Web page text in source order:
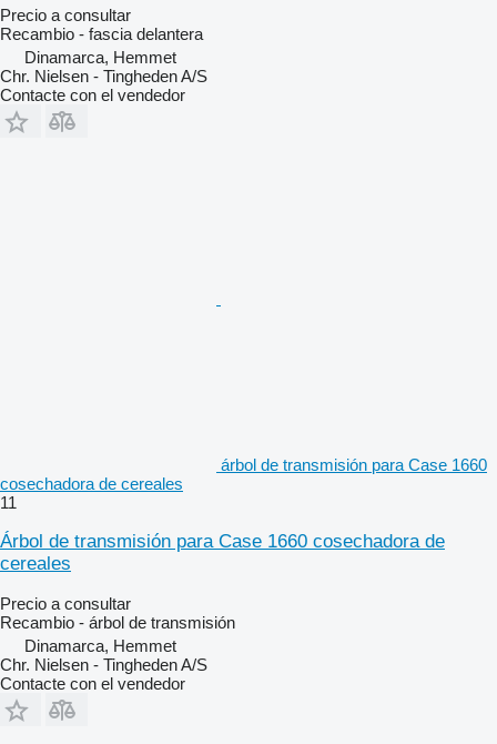
Precio a consultar
Recambio - fascia delantera
Dinamarca, Hemmet
Chr. Nielsen - Tingheden A/S
Contacte con el vendedor
árbol de transmisión para Case 1660
cosechadora de cereales
11
Árbol de transmisión para Case 1660 cosechadora de
cereales
Precio a consultar
Recambio - árbol de transmisión
Dinamarca, Hemmet
Chr. Nielsen - Tingheden A/S
Contacte con el vendedor